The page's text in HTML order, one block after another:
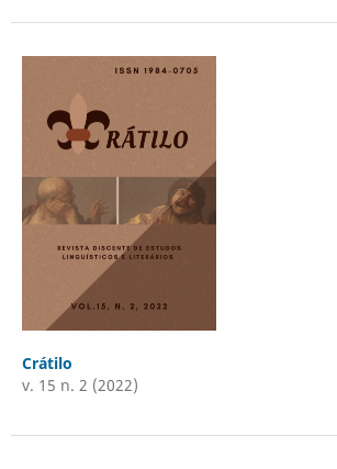
Crátilo
v. 15 n. 2 (2022)